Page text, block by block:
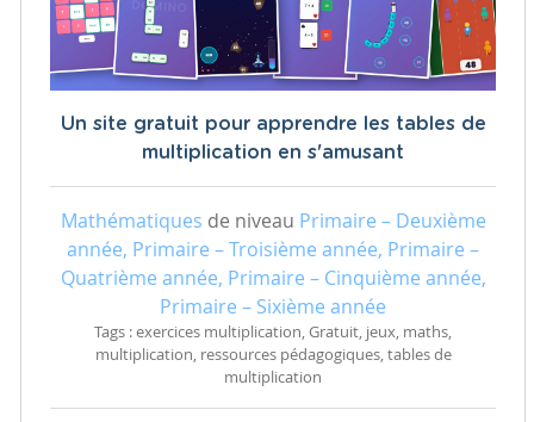
Un site gratuit pour apprendre les tables de
multiplication en s'amusant
Mathématiques de niveau Primaire – Deuxième
année, Primaire – Troisième année, Primaire –
Quatrième année, Primaire – Cinquième année,
Primaire – Sixième année
Tags : exercices multiplication, Gratuit, jeux, maths,
multiplication, ressources pédagogiques, tables de
multiplication